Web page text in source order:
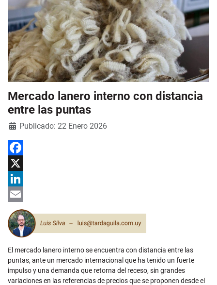
Mercado lanero interno con distancia
entre las puntas
Detalles
Publicado: 22 Enero 2026
Facebook
X
LinkedIn
Email
El mercado lanero interno se encuentra con distancia entre las
puntas, ante un mercado internacional que ha tenido un fuerte
impulso y una demanda que retorna del receso, sin grandes
variaciones en las referencias de precios que se proponen desde el